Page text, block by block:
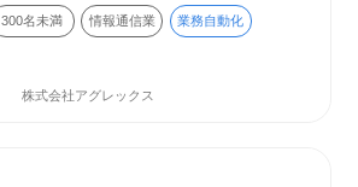
300名未満 情報通信業 業務自動化
株式会社アグレックス